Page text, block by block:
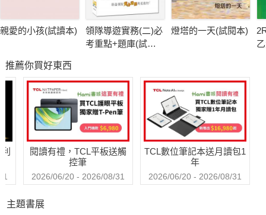
親愛的小孩(試讀本)
領隊導遊實務(二)必
考重點+題庫(試讀
燈塔的一天(試閱本)
推薦你買好東西
閱讀有禮，TCL平板送觸
控筆
2026/06/20 - 2026/08/31
TCL數位筆記本送月讀包1
年
2026/06/20 - 2026/08/31
主題書展